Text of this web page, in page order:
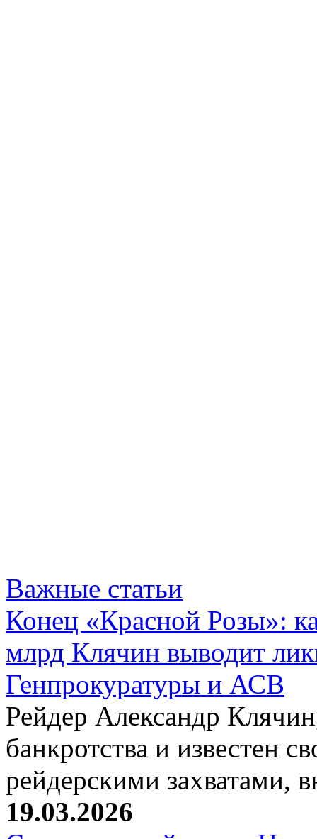
Важные статьи
Конец «Красной Розы»:
млрд Клячин выводит
Генпрокуратуры и АСВ
Рейдер Александр
банкротства и известен
рейдерскими захватами,
19.03.2026